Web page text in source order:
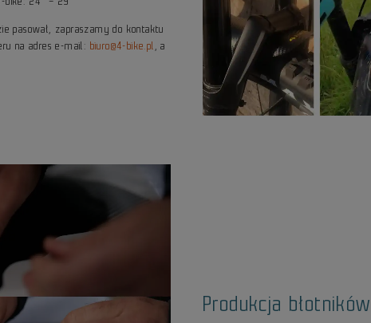
pasował, zapraszamy do kontaktu
na adres e-mail: biuro@4-bike.pl , a
Produkcja